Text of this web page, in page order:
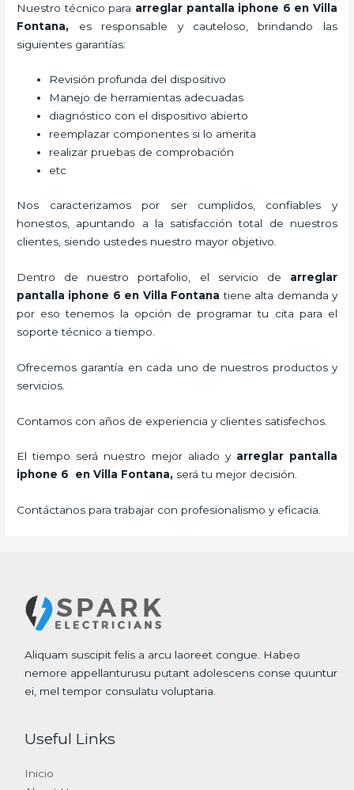
Nuestro técnico para arreglar pantalla iphone 6 en Villa
Fontana, es responsable y cauteloso, brindando las
siguientes garantías:
Revisión profunda del dispositivo
Manejo de herramientas adecuadas
diagnóstico con el dispositivo abierto
reemplazar componentes si lo amerita
realizar pruebas de comprobación
etc
Nos caracterizamos por ser cumplidos, confiables y
honestos, apuntando a la satisfacción total de nuestros
clientes, siendo ustedes nuestro mayor objetivo.
Dentro de nuestro portafolio, el servicio de arreglar
pantalla iphone 6 en Villa Fontana tiene alta demanda y
por eso tenemos la opción de programar tu cita para el
soporte técnico a tiempo.
Ofrecemos garantía en cada uno de nuestros productos y
servicios.
Contamos con años de experiencia y clientes satisfechos.
El tiempo será nuestro mejor aliado y arreglar pantalla
iphone 6 en Villa Fontana, será tu mejor decisión.
Contáctanos para trabajar con profesionalismo y eficacia.
Aliquam suscipit felis a arcu laoreet congue. Habeo
nemore appellanturusu putant adolescens conse quuntur
ei, mel tempor consulatu voluptaria.
Useful Links
Inicio